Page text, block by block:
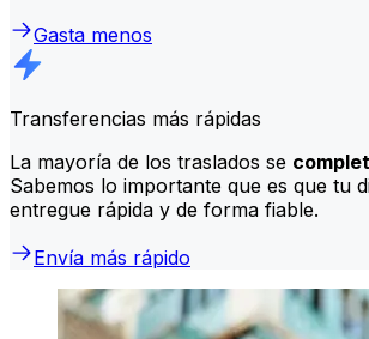
Gasta menos
Transferencias más rápidas
La mayoría de los traslados se
Sabemos lo importante que es que tu
entregue rápida y de forma fiable.
Envía más rápido